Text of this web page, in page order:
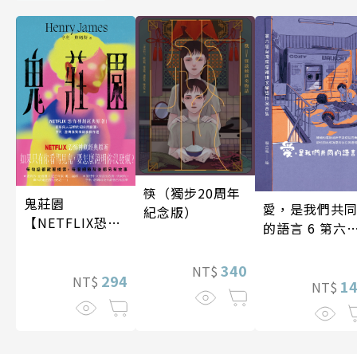
鬼莊園
【NETFLIX恐怖
NT$ 294
筷（獨步20周年
紀念版）
NT$ 340
愛，是我們共同
的語言 6 第六
NT$